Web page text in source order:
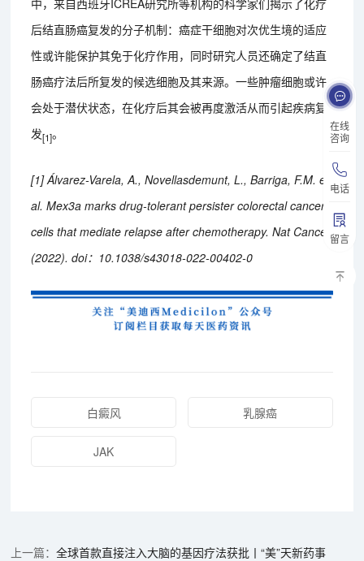
在线
咨询
电话
留言
后结直肠癌复发的分子机制：癌症干细胞对次优生境的适应
性或许能保护其免于化疗作用，同时研究人员还确定了结直
肠癌疗法后所复发的候选细胞及其来源。一些肿瘤细胞或许
会处于潜伏状态，在化疗后其会被再度激活从而引起疾病复
发[1]。
[1] Álvarez-Varela, A., Novellasdemunt, L., Barriga, F.M. et
al. Mex3a marks drug-tolerant persister colorectal cancer
cells that mediate relapse after chemotherapy. Nat Cancer
(2022). doi：10.1038/s43018-022-00402-0
白癜风 乳腺癌
JAK
全球首款直接注入大脑的基因疗法获批丨“美”天新药事